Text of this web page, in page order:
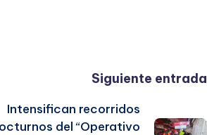
Siguiente entrada
Intensifican recorridos
del “Operativo